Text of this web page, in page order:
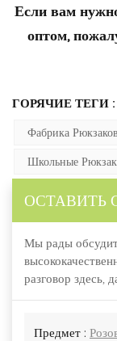
Если вам
оптом,
ГОРЯЧИЕ ТЕГИ :
Фабрика
Школьные
ОСТАВИТЬ
Мы рады
разговор здесь,
Предмет :